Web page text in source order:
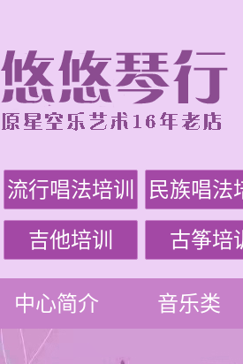
流行唱法培训 民族唱法
吉他培训 古筝培
中心简介 音乐类